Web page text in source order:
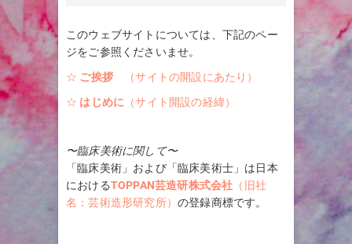
このウェブサイトについては、下記のペー
ジをご参照くださいませ。
☆ ご挨拶
（サイトの開設にあたり）
☆ はじめに （サイト開設の経緯）
〜臨床美術に関して〜
「臨床美術」および「臨床美術士」は日本
におけるTOPPAN芸造研株式会社 （旧社
名：芸術造形研究所） の登録商標です。